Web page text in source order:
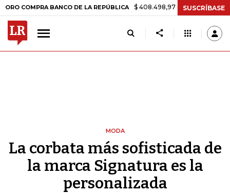
BANCO DE LA REPÚBLICA $ 408.498,97 +$ 8.753,81 +2,19%
SUSCRÍBASE
MODA
La corbata más sofisticada de
la marca Signatura es la
personalizada